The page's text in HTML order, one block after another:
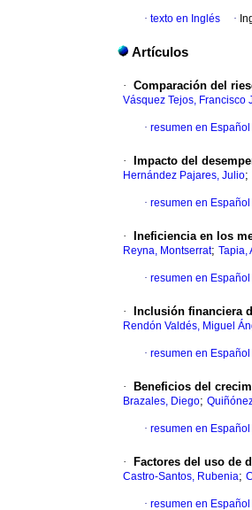
· texto en Inglés ·
Artículos
· Comparación del
Vásquez Tejos, Francisco
· resumen en Español
· Impacto del
Hernández Pajares, Julio;
· resumen en Español
· Ineficiencia en los
Reyna, Montserrat; Tapia,
· resumen en Español
· Inclusión financiera
Rendón Valdés, Miguel
· resumen en Español
· Beneficios del
Brazales, Diego;
· resumen en Español
· Factores del uso de
Castro-Santos, Rubenia;
· resumen en Español